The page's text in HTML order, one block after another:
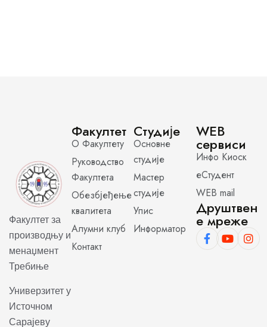
Факултет за
производњу и
менаџмент
Требиње
Универзитет у
Источном
Сарајеву
Факултет
О Факултету
Руководство
Факултета
Обезбјеђење
квалитета
Алумни клуб
Контакт
Студије
Основне
студије
Мастер
студије
Упис
Информатор
WEB
сервиси
Инфо Киоск
еСтудент
WEB mail
Друштвен
е мреже